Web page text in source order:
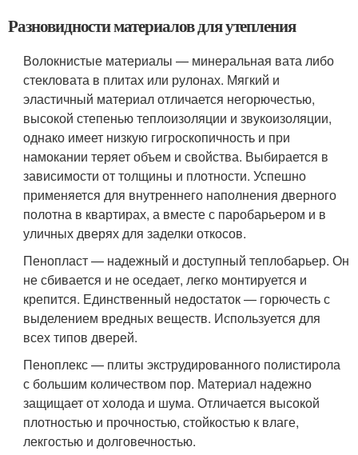
Разновидности материалов для утепления
Волокнистые материалы — минеральная вата либо
стекловата в плитах или рулонах. Мягкий и
эластичный материал отличается негорючестью,
высокой степенью теплоизоляции и звукоизоляции,
однако имеет низкую гигроскопичность и при
намокании теряет объем и свойства. Выбирается в
зависимости от толщины и плотности. Успешно
применяется для внутреннего наполнения дверного
полотна в квартирах, а вместе с паробарьером и в
уличных дверях для заделки откосов.
Пенопласт — надежный и доступный теплобарьер. Он
не сбивается и не оседает, легко монтируется и
крепится. Единственный недостаток — горючесть с
выделением вредных веществ. Используется для
всех типов дверей.
Пеноплекс — плиты экструдированного полистирола
с большим количеством пор. Материал надежно
защищает от холода и шума. Отличается высокой
плотностью и прочностью, стойкостью к влаге,
лекгостью и долговечностью.